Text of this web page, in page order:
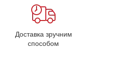
Доставка зручним
способом